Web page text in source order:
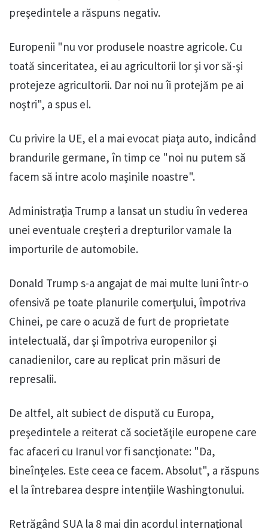
preşedintele a răspuns negativ.
Europenii "nu vor produsele noastre agricole. Cu
toată sinceritatea, ei au agricultorii lor şi vor să-şi
protejeze agricultorii. Dar noi nu îi protejăm pe ai
noştri", a spus el.
Cu privire la UE, el a mai evocat piaţa auto, indicând
brandurile germane, în timp ce "noi nu putem să
facem să intre acolo maşinile noastre".
Administraţia Trump a lansat un studiu în vederea
unei eventuale creşteri a drepturilor vamale la
importurile de automobile.
Donald Trump s-a angajat de mai multe luni într-o
ofensivă pe toate planurile comerţului, împotriva
Chinei, pe care o acuză de furt de proprietate
intelectuală, dar şi împotriva europenilor şi
canadienilor, care au replicat prin măsuri de
represalii.
De altfel, alt subiect de dispută cu Europa,
preşedintele a reiterat că societăţile europene care
fac afaceri cu Iranul vor fi sancţionate: "Da,
bineînţeles. Este ceea ce facem. Absolut", a răspuns
el la întrebarea despre intenţiile Washingtonului.
Retrăgând SUA la 8 mai din acordul internaţional